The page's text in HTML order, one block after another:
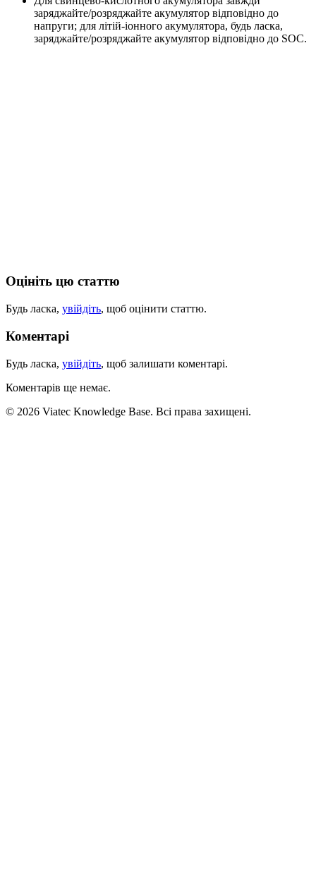
заряджайте/розряджайте акумулятор відповідно до
напруги; для літій-іонного акумулятора, будь ласка,
заряджайте/розряджайте акумулятор відповідно до SOC.
Оцініть цю статтю
Будь ласка, увійдіть, щоб оцінити статтю.
Коментарі
Будь ласка, увійдіть, щоб залишати коментарі.
Коментарів ще немає.
© 2026 Viatec Knowledge Base. Всі права захищені.